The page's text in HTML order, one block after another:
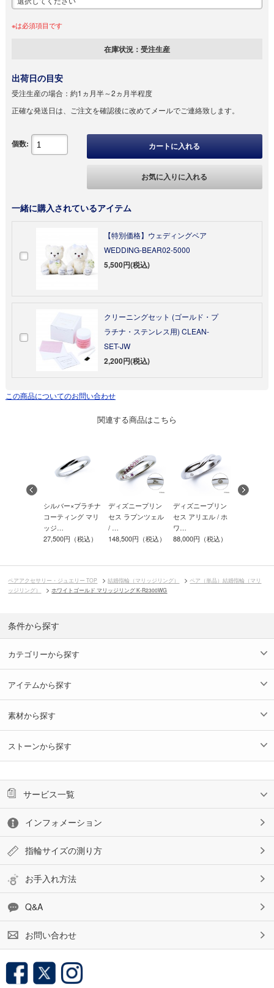
※は必須項目です
在庫状況： 受注生産
出荷日の目安
受注生産の場合： 約1ヵ月半～2ヵ月半程度
正確な発送日は、ご注文を確認後に改めてメールでご連絡致します。
個数: カートに入れる
お気に入りに入れる
一緒に購入されているアイテム
【特別価格】ウェディングベア
WEDDING-BEAR02-5000
5,500円(税込)
クリーニングセット (ゴールド・プ
ラチナ・ステンレス用) CLEAN-
SET-JW
2,200円(税込)
この商品についてのお問い合わせ
関連する商品はこちら
シルバー×プラチナ
コーティング マリ
ッジ…
27,500円（税込）
ディズニープリン
セス ラプンツェル
/ …
148,500円（税込）
ディズニープリン
セス アリエル / ホ
ワ…
88,000円（税込）
ペアアクセサリー・ジュエリー TOP 結婚指輪（マリッジリング）
ペア（単品）結婚指輪（マリ
ッジリング）
ホワイトゴールド マリッジリング K-R2300WG
条件から探す
カテゴリーから探す
アイテムから探す
素材から探す
ストーンから探す
サービス一覧
インフォメーション
指輪サイズの測り方
お手入れ方法
Q&A
お問い合わせ